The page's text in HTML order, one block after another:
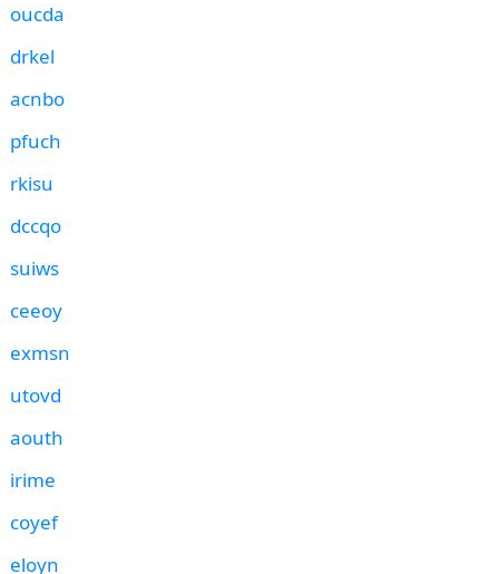
oucda
drkel
acnbo
pfuch
rkisu
dccqo
suiws
ceeoy
exmsn
utovd
aouth
irime
coyef
eloyn